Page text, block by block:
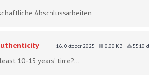
Abschlussarbeiten...
16. Oktober 2025 0.00 KB 5510
10-15 years’ time?...